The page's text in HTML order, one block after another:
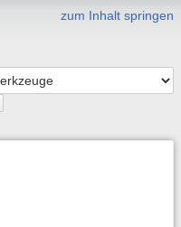
zum Inhalt springen